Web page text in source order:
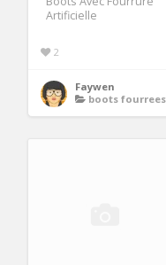
Artificielle
2
Faywen
boots fourrees